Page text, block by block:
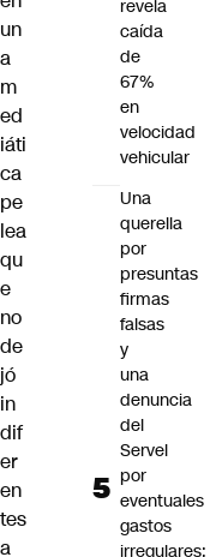
un
a
m
ed
iáti
ca
pe
lea
qu
e
no
de
jó
in
dif
er
en
tes
a
revela
caída
de
67%
en
velocidad
vehicular
Una
querella
por
presuntas
firmas
falsas
y
una
denuncia
del
Servel
por
eventuales
gastos
irregulares: